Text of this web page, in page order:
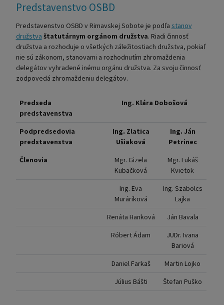
Predstavenstvo OSBD
Predstavenstvo OSBD v Rimavskej Sobote je podľa stanov
družstva štatutárnym orgánom družstva. Riadi činnosť
družstva a rozhoduje o všetkých záležitostiach družstva, pokiaľ
nie sú zákonom, stanovami a rozhodnutím zhromaždenia
delegátov vyhradené inému orgánu družstva. Za svoju činnosť
zodpovedá zhromaždeniu delegátov.
Predseda
predstavenstva
Ing. Klára Dobošová
Podpredsedovia
predstavenstva
Ing. Zlatica
Ušiaková
Ing. Ján
Petrinec
Členovia
Mgr. Gizela
Kubačková
Mgr. Lukáš
Kvietok
Ing. Eva
Muráriková
Ing. Szabolcs
Lajka
Renáta Hanková
Ján Bavala
Róbert Ádam
JUDr. Ivana
Bariová
Daniel Farkaš
Martin Lojko
Július Bášti
Štefan Puško